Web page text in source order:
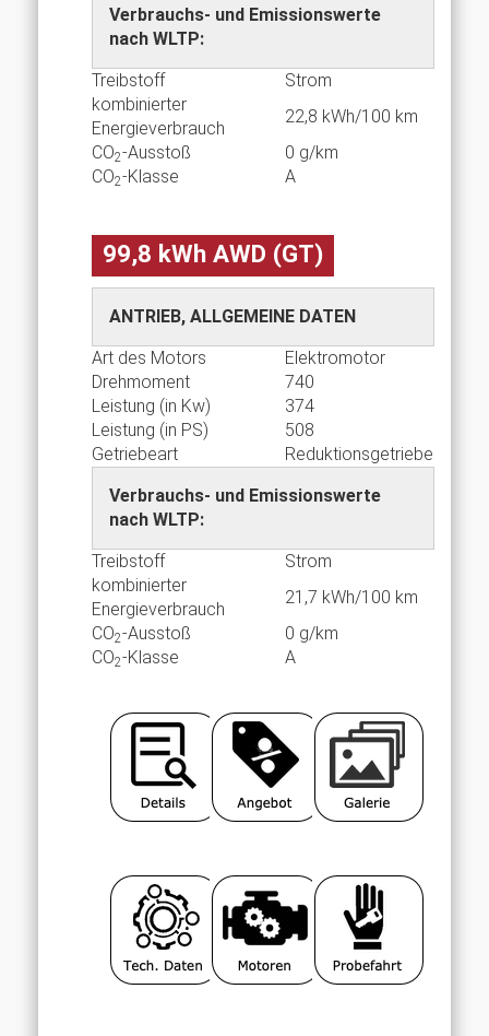
Verbrauchs- und Emissionswerte
nach WLTP:
Treibstoff
Strom
kombinierter
Energieverbrauch
22,8 kWh/100 km
CO2-Ausstoß
0 g/km
CO2-Klasse A
99,8 kWh AWD (GT)
ANTRIEB, ALLGEMEINE DATEN
Art des Motors
Elektromotor
Drehmoment
740
Leistung (in Kw)
374
Leistung (in PS)
508
Getriebeart
Reduktionsgetriebe
Verbrauchs- und Emissionswerte
nach WLTP:
Treibstoff
Strom
kombinierter
Energieverbrauch
21,7 kWh/100 km
CO2-Ausstoß
0 g/km
CO2-Klasse A